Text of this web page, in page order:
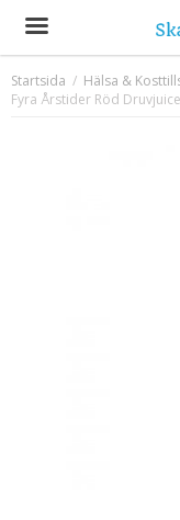
Startsida / Hälsa &
Fyra Årstider Röd